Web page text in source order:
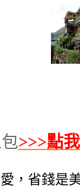
>>>點
，省錢是